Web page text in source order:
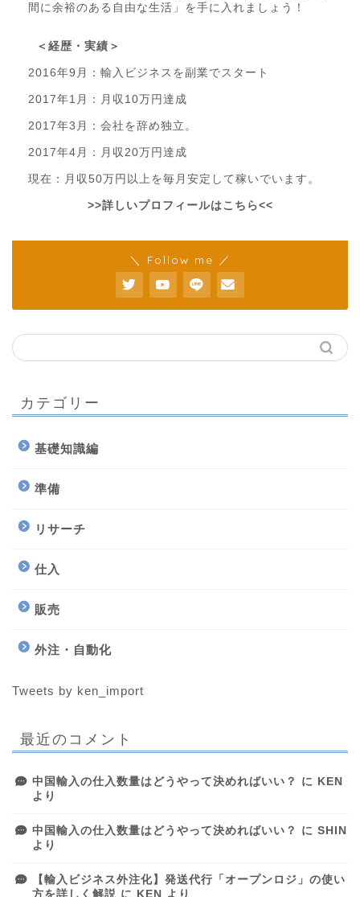
間に余裕のある自由な生活」を手に入れましょう！
＜経歴・実績＞
2016年9月：輸入ビジネスを副業でスタート
2017年1月：月収10万円達成
2017年3月：会社を辞め独立。
2017年4月：月収20万円達成
現在：月収50万円以上を毎月安定して稼いでいます。
>>詳しいプロフィールはこちら<<
＼ Follow me ／
カテゴリー
基礎知識編
準備
リサーチ
仕入
販売
外注・自動化
Tweets by ken_import
最近のコメント
中国輸入の仕入数量はどうやって決めればいい？ に
KEN
より
中国輸入の仕入数量はどうやって決めればいい？ に SHIN
より
【輸入ビジネス外注化】発送代行「オープンロジ」の使い
方を詳しく解説 に KEN より